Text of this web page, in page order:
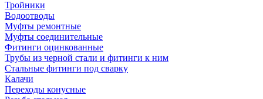
Тройники
Водоотводы
Муфты ремонтные
Муфты соединительные
Фитинги оцинкованные
Трубы из черной стали и фитинги к ним
Стальные фитинги под сварку
Калачи
Переходы конусные